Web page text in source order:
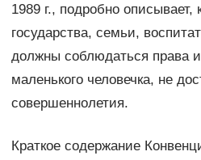
1989 г., подробно описывает,
государства, семьи,
должны соблюдаться права
маленького человечка, не
совершеннолетия.
Краткое содержание